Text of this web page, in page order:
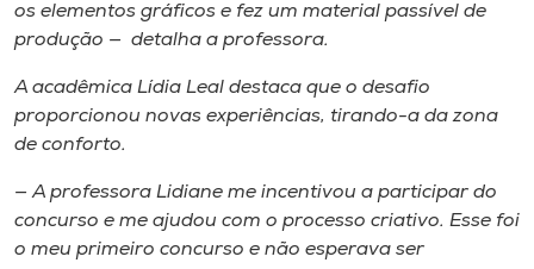
os elementos gráficos e fez um material passível de
produção — detalha a professora.
A acadêmica Lídia Leal destaca que o desafio
proporcionou novas experiências, tirando-a da zona
de conforto.
— A professora Lidiane me incentivou a participar do
concurso e me ajudou com o processo criativo. Esse foi
o meu primeiro concurso e não esperava ser